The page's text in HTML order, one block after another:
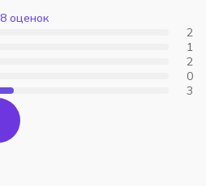
8 оценок
2
1
2
0
3